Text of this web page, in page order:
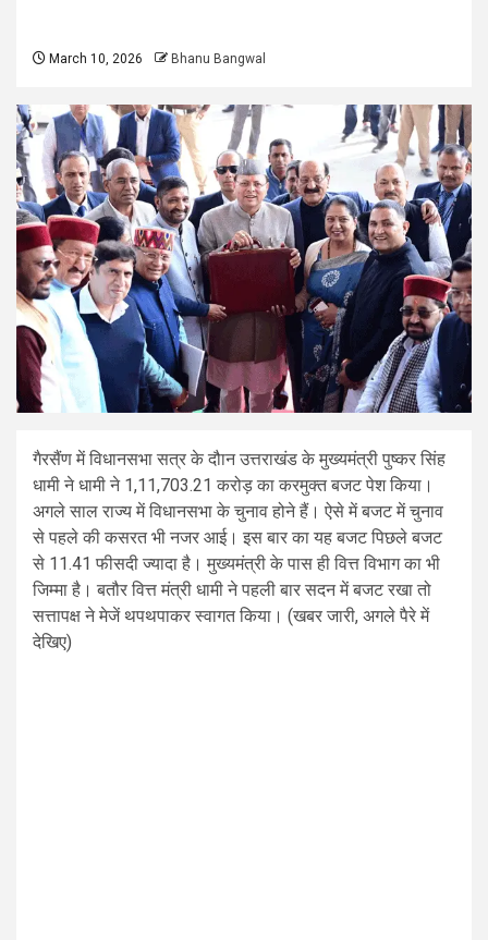
March 10, 2026 Bhanu Bangwal
गैरसैंण में विधानसभा सत्र के दौान उत्तराखंड के मुख्यमंत्री पुष्कर सिंह
धामी ने धामी ने 1,11,703.21 करोड़ का करमुक्त बजट पेश किया।
अगले साल राज्य में विधानसभा के चुनाव होने हैं। ऐसे में बजट में चुनाव
से पहले की कसरत भी नजर आई। इस बार का यह बजट पिछले बजट
से 11.41 फीसदी ज्यादा है। मुख्यमंत्री के पास ही वित्त विभाग का भी
जिम्मा है। बतौर वित्त मंत्री धामी ने पहली बार सदन में बजट रखा तो
सत्तापक्ष ने मेजें थपथपाकर स्वागत किया। (खबर जारी, अगले पैरे में
देखिए)